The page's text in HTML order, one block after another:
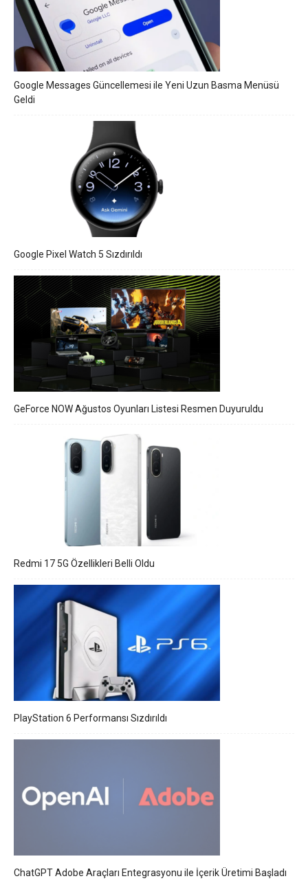
Google Messages Güncellemesi ile Yeni Uzun Basma Menüsü
Geldi
Google Pixel Watch 5 Sızdırıldı
GeForce NOW Ağustos Oyunları Listesi Resmen Duyuruldu
Redmi 17 5G Özellikleri Belli Oldu
PlayStation 6 Performansı Sızdırıldı
ChatGPT Adobe Araçları Entegrasyonu ile İçerik Üretimi Başladı